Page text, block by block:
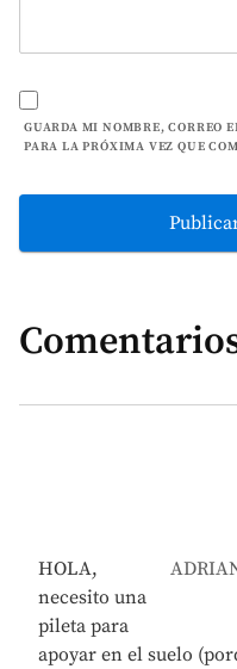
GUARDA MI NOMBRE, CORREO
PARA LA PRÓXIMA VEZ QUE
HOLA,
necesito una
pileta para
apoyar en el suelo